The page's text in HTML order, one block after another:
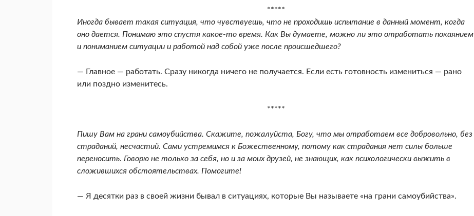
*****
Иногда бывает такая ситуация, что чувству­ешь, что не проходишь испытание в данный мо­мент, когда
оно дается. Понимаю это спустя какое-то время. Как Вы думаете, можно ли это отработать покаянием
и пониманием ситуации и работой над собой уже после происшедшего?
— Главное — работать. Сразу никогда ничего не получается. Если есть готовность изменить­ся — рано
или поздно изменитесь.
*****
Пишу Вам на грани самоубийства. Скажите, пожалуйста, Богу, что мы отработаем все доб­ровольно, без
страданий, несчастий. Сами устремимся к Божественному, потому как стра­дания нет силы больше
переносить. Говорю не только за себя, но и за моих друзей, не зна­ющих, как психологически выжить в
сложивших­ся обстоятельствах. Помогите!
— Я десятки раз в своей жизни бывал в ситуа­циях, которые Вы называете «на грани самоубий­ства».